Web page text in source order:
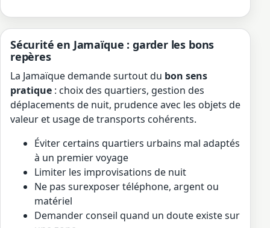
Sécurité en Jamaïque : garder les bons
repères
La Jamaïque demande surtout du bon sens
pratique : choix des quartiers, gestion des
déplacements de nuit, prudence avec les objets de
valeur et usage de transports cohérents.
Éviter certains quartiers urbains mal adaptés
à un premier voyage
Limiter les improvisations de nuit
Ne pas surexposer téléphone, argent ou
matériel
Demander conseil quand un doute existe sur